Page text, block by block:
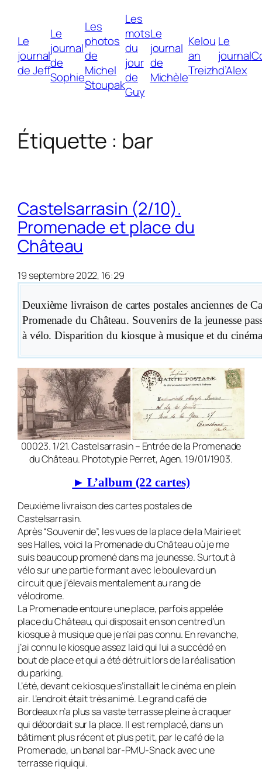
Le
journal
de Jeff
Le
journal
de
Sophie
Les
photos
de
Michel
Stoupak
Les
mots
du
jour
de
Guy
Le
journal
de
Michèle
Kelou
an
Treizh
Le
journal
d’Alex
Étiquette : bar
Castelsarrasin (2/10).
Promenade et place du
Château
19 septembre 2022, 16:29
Deuxième livraison de cartes postales anciennes de
Promenade du Château. Souvenirs de la jeunesse
à vélo. Disparition du kiosque à musique et du
00023. 1/21. Castelsarrasin – Entrée de la Promenade
du Château. Phototypie Perret, Agen. 19/01/1903.
► L’album (22 cartes)
Deuxième livraison des cartes postales de
Castelsarrasin.
Après “Souvenir de”, les vues de la place de la Mairie et
ses Halles, voici la Prome­nade du Château où je me
suis beaucoup promené dans ma jeunesse. Surtout à
vélo sur une partie formant avec le boulevard un
circuit que j’élevais mentalement au rang de
vélodrome.
La Promenade entoure une place, parfois appelée
place du Château, qui disposait en son centre d’un
kiosque à musique que je n’ai pas connu. En revanche,
j’ai connu le kiosque assez laid qui lui a succédé en
bout de place et qui a été détruit lors de la réalisation
du parking.
L’été, devant ce kiosque s’installait le ciné­ma en plein
air. L’endroit était très animé. Le grand café de
Bordeaux n’a plus sa vas­te terrasse pleine à craquer
qui débordait sur la place. Il est remplacé, dans un
bâti­ment plus récent et plus petit, par le café de la
Promenade, un banal bar-PMU-Snack avec une
terrasse riquiqui.